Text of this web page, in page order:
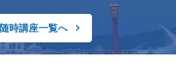
随時講座一覧へ